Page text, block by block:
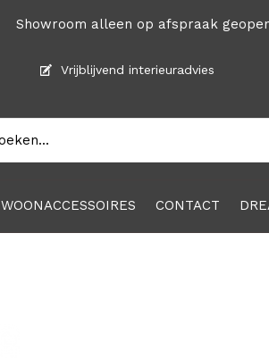
WOONACCESSOIRES CONTACT
Vrijblijvend interieuradvies
Showroom alleen op afspraak